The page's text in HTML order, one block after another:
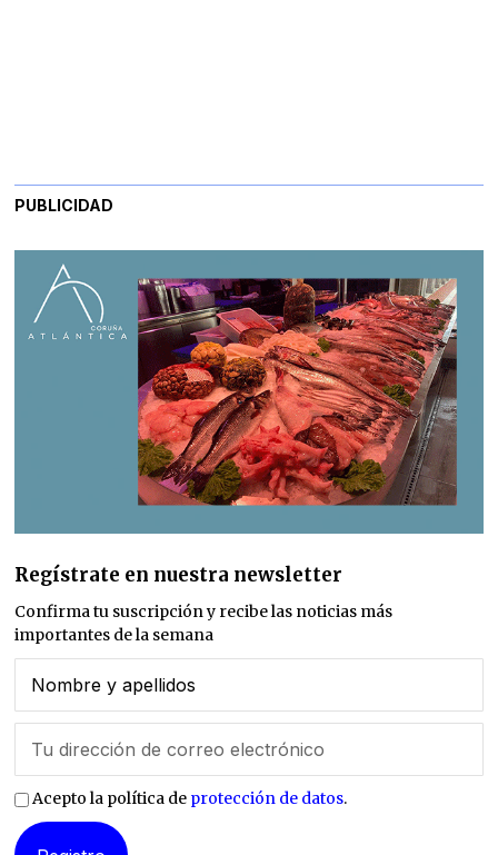
PUBLICIDAD
Regístrate en nuestra newsletter
Confirma tu suscripción y recibe las noticias más
importantes de la semana
Acepto la política de protección de datos.